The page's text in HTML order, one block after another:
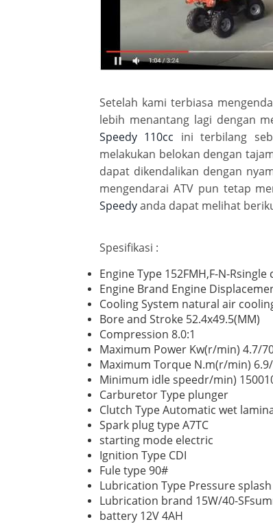
Setelah kami terbiasa
lebih menantang lagi dengan
Speedy 110cc ini terbilang
melakukan belokan dengan
dapat dikendalikan dengan
mengendarai ATV pun tetap
Speedyanda dapat melihat
Spesifikasi :
Engine Type 152FMH,F-N-
Engine Brand Engine
Cooling System natural air
Bore and Stroke 52.4x49.5(MM)
Compression 8.0:1
Maximum Power Kw(r/min) 4.7/
Maximum Torque N.m(r/min)
Minimum idle speedr/min)
Carburetor Type plunger
Clutch Type Automatic wet
Spark plug type A7TC
starting mode electric
Ignition Type CDI
Fule type 90#
Lubrication Type Pressure
Lubrication brand 15W/40-
battery 12V 4AH